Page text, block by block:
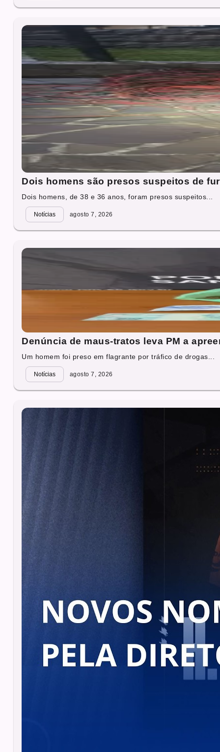
Dois homens são presos suspeitos de
Dois homens, de 38 e 36 anos, foram presos suspeitos...
Notícias agosto 7, 2026
Denúncia de maus-tratos leva PM a
Um homem foi preso em flagrante por tráfico de drogas...
Notícias agosto 7, 2026